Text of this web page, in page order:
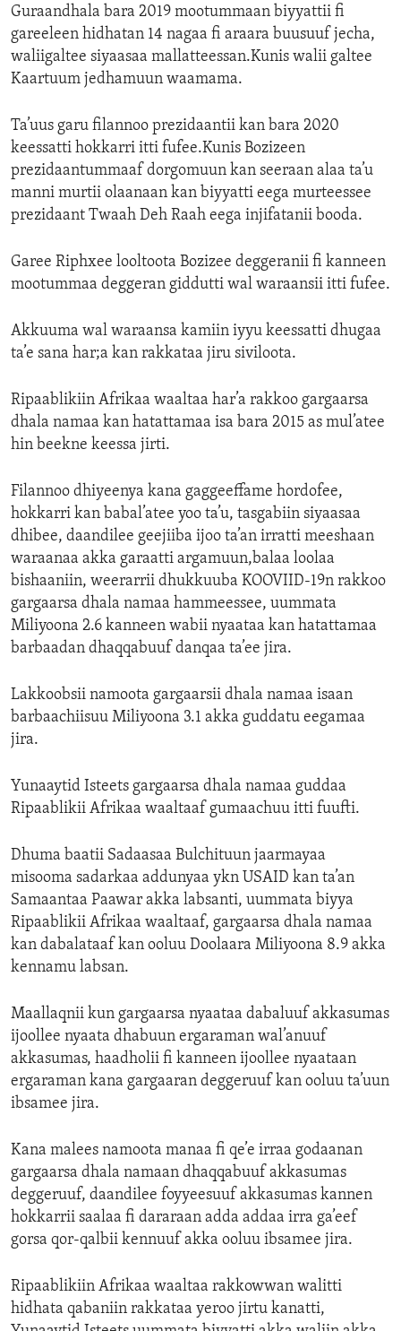
Guraandhala bara 2019 mootummaan biyyattii fi
gareeleen hidhatan 14 nagaa fi araara buusuuf jecha,
waliigaltee siyaasaa mallatteessan.Kunis walii galtee
Kaartuum jedhamuun waamama.
Ta’uus garu filannoo prezidaantii kan bara 2020
keessatti hokkarri itti fufee.Kunis Bozizeen
prezidaantummaaf dorgomuun kan seeraan alaa ta’u
manni murtii olaanaan kan biyyatti eega murteessee
prezidaant Twaah Deh Raah eega injifatanii booda.
Garee Riphxee looltoota Bozizee deggeranii fi kanneen
mootummaa deggeran giddutti wal waraansii itti fufee.
Akkuuma wal waraansa kamiin iyyu keessatti dhugaa
ta’e sana har;a kan rakkataa jiru siviloota.
Ripaablikiin Afrikaa waaltaa har’a rakkoo gargaarsa
dhala namaa kan hatattamaa isa bara 2015 as mul’atee
hin beekne keessa jirti.
Filannoo dhiyeenya kana gaggeeffame hordofee,
hokkarri kan babal’atee yoo ta’u, tasgabiin siyaasaa
dhibee, daandilee geejiiba ijoo ta’an irratti meeshaan
waraanaa akka garaatti argamuun,balaa loolaa
bishaaniin, weerarrii dhukkuuba KOOVIID-19n rakkoo
gargaarsa dhala namaa hammeessee, uummata
Miliyoona 2.6 kanneen wabii nyaataa kan hatattamaa
barbaadan dhaqqabuuf danqaa ta’ee jira.
Lakkoobsii namoota gargaarsii dhala namaa isaan
barbaachiisuu Miliyoona 3.1 akka guddatu eegamaa
jira.
Yunaaytid Isteets gargaarsa dhala namaa guddaa
Ripaablikii Afrikaa waaltaaf gumaachuu itti fuufti.
Dhuma baatii Sadaasaa Bulchituun jaarmayaa
misooma sadarkaa addunyaa ykn USAID kan ta’an
Samaantaa Paawar akka labsanti, uummata biyya
Ripaablikii Afrikaa waaltaaf, gargaarsa dhala namaa
kan dabalataaf kan ooluu Doolaara Miliyoona 8.9 akka
kennamu labsan.
Maallaqnii kun gargaarsa nyaataa dabaluuf akkasumas
ijoollee nyaata dhabuun ergaraman wal’anuuf
akkasumas, haadholii fi kanneen ijoollee nyaataan
ergaraman kana gargaaran deggeruuf kan ooluu ta’uun
ibsamee jira.
Kana malees namoota manaa fi qe’e irraa godaanan
gargaarsa dhala namaan dhaqqabuuf akkasumas
deggeruuf, daandilee foyyeesuuf akkasumas kannen
hokkarrii saalaa fi dararaan adda addaa irra ga’eef
gorsa qor-qalbii kennuuf akka ooluu ibsamee jira.
Ripaablikiin Afrikaa waaltaa rakkowwan walitti
hidhata qabaniin rakkataa yeroo jirtu kanatti,